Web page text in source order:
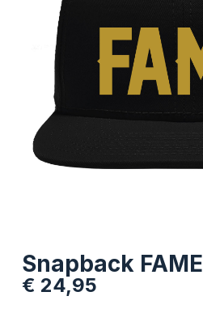
Snapback FAME
€ 24,95